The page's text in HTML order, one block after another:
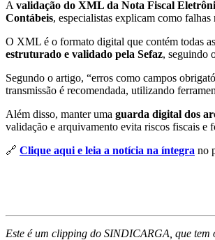
A validação do XML da Nota Fiscal
Contábeis, especialistas explicam como falhas
O XML é o formato digital que contém todas
estruturado e validado pela Sefaz, seguindo
Segundo o artigo, “erros como campos
transmissão é recomendada, utilizando
Além disso, manter uma guarda digital dos
validação e arquivamento evita riscos fiscais e
🔗 Clique aqui e leia a notícia na íntegra no
Este é um clipping do SINDICARGA, que tem